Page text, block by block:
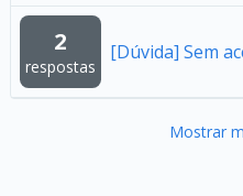
2
respostas
[Dúvida] Sem
Mostrar